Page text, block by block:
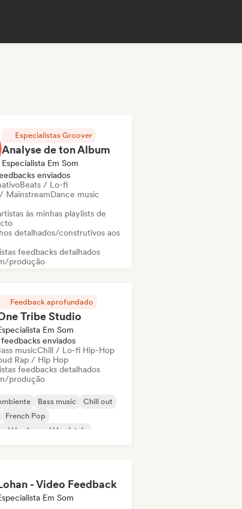
Especialistas Groover
Analyse de ton Album
Especialista Em Som
enviados
Beats / Lo-fi
MainstreamDance music
às minhas playlists de
detalhados/construtivos aos
feedbacks detalhados
produção
Feedback aprofundado
Tribe Studio
Em Som
enviados
musicChill / Lo-fi Hip-Hop
Rap / Hip Hop
feedbacks detalhados
produção
Bass music
Chill out
French Pop
/ Hardcore / Hardstyle
- Video Feedback
Em Som